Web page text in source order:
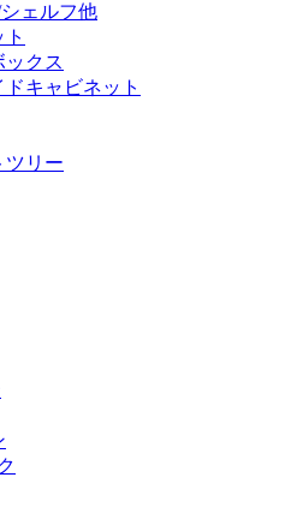
ェルフ他
ックス
キャビネット
ツリー